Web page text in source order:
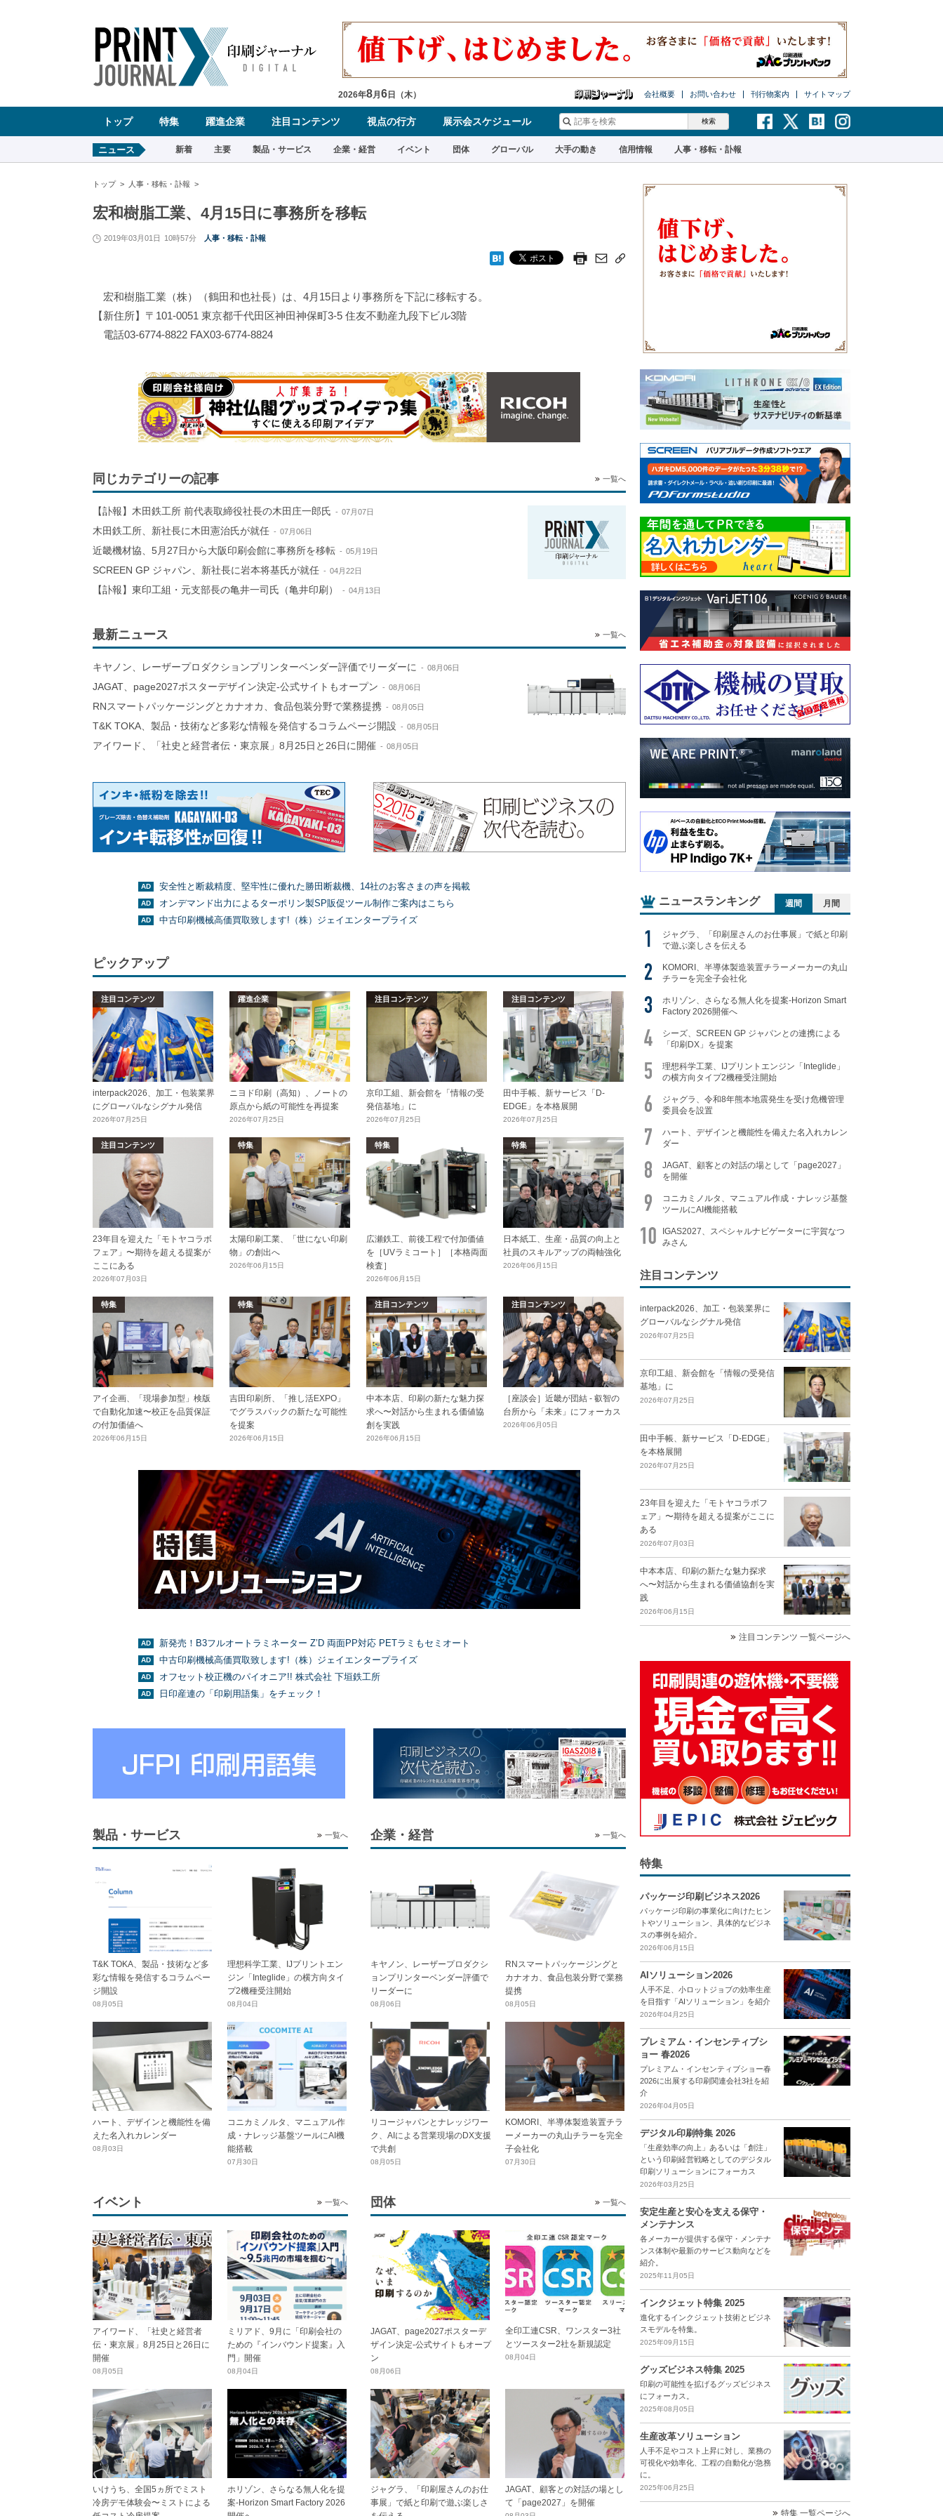
ア
ゲ
ン
2026年8月 6 日（木） 会社概要 お問い合わせ 刊行物案内 サイトマップ
トップ 特集 躍進企業 注目コンテンツ 視点の行方 展示会スケジュール
ニュース 新着 主要 製品・サービス 企業・経営 イベント 団体 グローバル 大手の動き 信用情報 人事・移転・訃報
トップ 人事・移転・訃報
宏和樹脂工業、4月15日に事務所を移転
2019年03月01日 10時57分 人事・移転・訃報
宏和樹脂工業（株）（鶴田和也社長）は、4月15日より事務所を下記に移転する。
【新住所】〒101-0051 東京都千代田区神田神保町3-5 住友不動産九段下ビル3階
電話03-6774-8822 FAX03-6774-8824
同じカテゴリーの記事 一覧へ
【訃報】木田鉄工所 前代表取締役社長の木田庄一郎氏 07月07日
木田鉄工所、新社長に木田憲治氏が就任 07月06日
近畿機材協、5月27日から大阪印刷会館に事務所を移転 05月19日
SCREEN GP ジャパン、新社長に岩本将基氏が就任 04月22日
【訃報】東印工組・元支部長の亀井一司氏（亀井印刷） 04月13日
最新ニュース 一覧へ
キヤノン、レーザープロダクションプリンターベンダー評価でリーダーに 08月06日
JAGAT、page2027ポスターデザイン決定-公式サイトもオープン 08月06日
RNスマートパッケージングとカナオカ、食品包装分野で業務提携 08月05日
T&K TOKA、製品・技術など多彩な情報を発信するコラムページ開設 08月05日
アイワード、「社史と経営者伝・東京展」8月25日と26日に開催 08月05日
安全性と断裁精度、堅牢性に優れた勝田断裁機、14社のお客さまの声を掲載
オンデマンド出力によるターポリン製SP販促ツール制作ご案内はこちら
中古印刷機械高価買取致します!（株）ジェイエンタープライズ
ピックアップ
注目コンテンツ
interpack2026、加工・包装業界
にグローバルなシグナル発信
2026年07月25日
躍進企業
ニヨド印刷（高知）、ノートの
原点から紙の可能性を再提案
2026年07月25日
注目コンテンツ
京印工組、新会館を「情報の受
発信基地」に
2026年07月25日
注目コンテンツ
田中手帳、新サービス「D-
EDGE」を本格展開
2026年07月25日
注目コンテンツ
23年目を迎えた「モトヤコラボ
フェア」〜期待を超える提案が
ここにある
2026年07月03日
特集
太陽印刷工業、「世にない印刷
物」の創出へ
2026年06月15日
特集
広瀬鉄工、前後工程で付加価値
を［UVラミコート］［本格両面
検査］
2026年06月15日
特集
日本紙工、生産・品質の向上と
社員のスキルアップの両軸強化
2026年06月15日
特集
アイ企画、「現場参加型」検版
で自動化加速〜校正を品質保証
の付加価値へ
2026年06月15日
特集
吉田印刷所、「推し活EXPO」
でグラスパックの新たな可能性
を提案
2026年06月15日
注目コンテンツ
中本本店、印刷の新たな魅力探
求へ〜対話から生まれる価値協
創を実践
2026年06月15日
注目コンテンツ
［座談会］近畿が団結 - 叡智の
台所から「未来」にフォーカス
2026年06月05日
新発売！B3フルオートラミネーター Z’D 両面PP対応 PETラミもセミオート
中古印刷機械高価買取致します!（株）ジェイエンタープライズ
オフセット校正機のパイオニア!! 株式会社 下垣鉄工所
日印産連の「印刷用語集」をチェック！
製品・サービス 一覧へ
T&K TOKA、製品・技術など多
彩な情報を発信するコラムペー
ジ開設
08月05日
理想科学工業、IJプリントエン
ジン「Integlide」の横方向タイ
プ2機種受注開始
08月04日
ハート、デザインと機能性を備
えた名入れカレンダー
08月03日
コニカミノルタ、マニュアル作
成・ナレッジ基盤ツールにAI機
能搭載
07月30日
企業・経営 一覧へ
キヤノン、レーザープロダクシ
ョンプリンターベンダー評価で
リーダーに
08月06日
RNスマートパッケージングと
カナオカ、食品包装分野で業務
提携
08月05日
リコージャパンとナレッジワー
ク、AIによる営業現場のDX支援
で共創
08月05日
KOMORI、半導体製造装置チラ
ーメーカーの丸山チラーを完全
子会社化
07月30日
イベント 一覧へ
アイワード、「社史と経営者
伝・東京展」8月25日と26日に
開催
08月05日
ミリアド、9月に「印刷会社の
ための『インバウンド提案』入
門」開催
08月04日
いけうち、全国5ヵ所でミスト
冷房デモ体験会〜ミストによる
ホリゾン、さらなる無人化を提
案-Horizon Smart Factory 2026
団体 一覧へ
JAGAT、page2027ポスターデ
ザイン決定-公式サイトもオープ
ン
08月06日
全印工連CSR、ワンスター3社
とツースター2社を新規認定
08月04日
ジャグラ、「印刷屋さんのお仕
事展」で紙と印刷で遊ぶ楽しさ
JAGAT、顧客との対話の場とし
て「page2027」を開催
ニュースランキング 週間 月間
ジャグラ、「印刷屋さんのお仕事展」で紙と印刷
で遊ぶ楽しさを伝える
KOMORI、半導体製造装置チラーメーカーの丸山
チラーを完全子会社化
ホリゾン、さらなる無人化を提案-Horizon Smart
Factory 2026開催へ
シーズ、SCREEN GP ジャパンとの連携による
「印刷DX」を提案
理想科学工業、IJプリントエンジン「Integlide」
の横方向タイプ2機種受注開始
ジャグラ、令和8年熊本地震発生を受け危機管理
委員会を設置
ハート、デザインと機能性を備えた名入れカレン
ダー
JAGAT、顧客との対話の場として「page2027」
を開催
コニカミノルタ、マニュアル作成・ナレッジ基盤
ツールにAI機能搭載
IGAS2027、スペシャルナビゲーターに宇賀なつ
みさん
注目コンテンツ
interpack2026、加工・包装業界に
グローバルなシグナル発信
2026年07月25日
京印工組、新会館を「情報の受発信
基地」に
2026年07月25日
田中手帳、新サービス「D-EDGE」
を本格展開
2026年07月25日
23年目を迎えた「モトヤコラボフ
ェア」〜期待を超える提案がここに
ある
2026年07月03日
中本本店、印刷の新たな魅力探求
へ〜対話から生まれる価値協創を実
践
2026年06月15日
注目コンテンツ 一覧ページへ
特集
パッケージ印刷ビジネス2026
パッケージ印刷の事業化に向けたヒン
トやソリューション、具体的なビジネ
スの事例を紹介。
2026年06月15日
AIソリューション2026
人手不足、小ロットジョブの効率生産
を目指す「AIソリューション」を紹介
2026年04月25日
プレミアム・インセンティブシ
ョー 春2026
プレミアム・インセンティブショー春
2026に出展する印刷関連会社3社を紹
介
2026年04月05日
デジタル印刷特集 2026
「生産効率の向上」あるいは「創注」
という印刷経営戦略としてのデジタル
印刷ソリューションにフォーカス
2026年03月25日
安定生産と安心を支える保守・
メンテナンス
各メーカーが提供する保守・メンテナ
ンス体制や最新のサービス動向などを
紹介。
2025年11月05日
インクジェット特集 2025
進化するインクジェット技術とビジネ
スモデルを特集。
2025年09月15日
グッズビジネス特集 2025
印刷の可能性を拡げるグッズビジネス
にフォーカス。
2025年08月05日
生産改革ソリューション
人手不足やコスト上昇に対し、業務の
可視化や効率化、工程の自動化が急務
に。
2025年06月25日
特集 一覧ページへ